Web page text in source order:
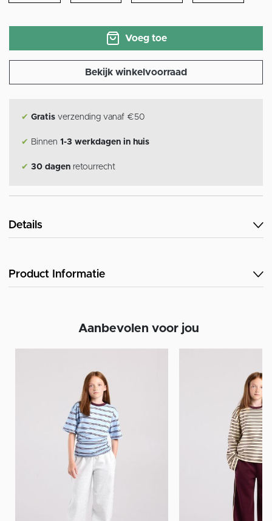
Voeg toe
Bekijk winkelvoorraad
✔ Gratis verzending vanaf €50
✔ Binnen 1-3 werkdagen in huis
✔ 30 dagen retourrecht
Details
Product Informatie
Aanbevolen voor jou